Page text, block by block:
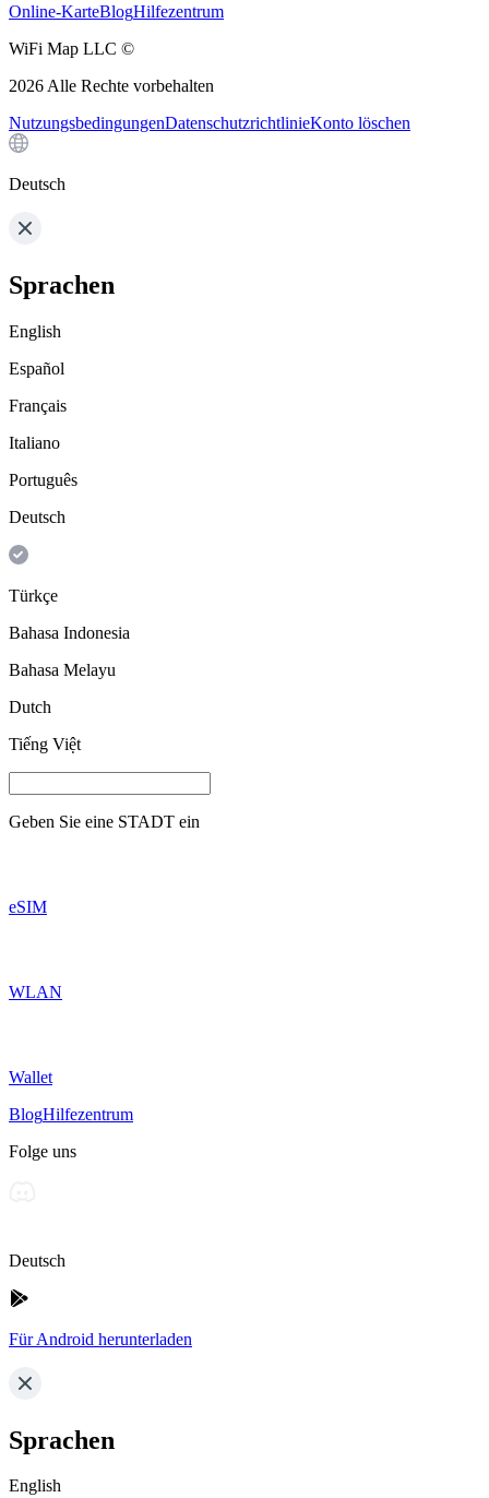
Online-KarteBlogHilfezentrum
WiFi Map LLC ©
2026 Alle Rechte vorbehalten
NutzungsbedingungenDatenschutzrichtlinieKonto löschen
Deutsch
Sprachen
English
Español
Français
Italiano
Português
Deutsch
Türkçe
Bahasa Indonesia
Bahasa Melayu
Dutch
Tiếng Việt
Geben Sie eine STADT ein
eSIM
WLAN
Wallet
BlogHilfezentrum
Folge uns
Deutsch
Für Android herunterladen
Sprachen
English